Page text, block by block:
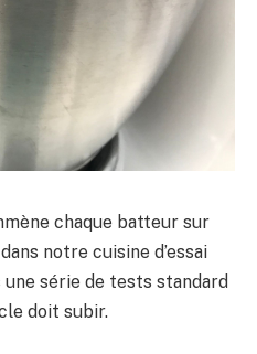
chaque batteur sur
notre cuisine d’essai
une série de tests standard
doit subir.